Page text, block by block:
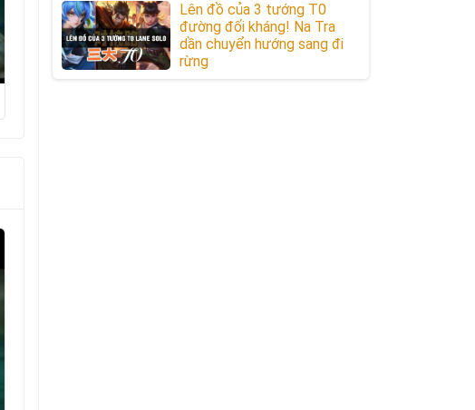
Lên đồ của 3 tướng T0
đường đối kháng! Na Tra
dần chuyển hướng sang đi
rừng